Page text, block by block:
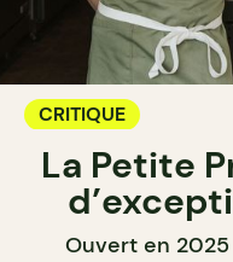
CRITIQUE
La Petite
Ouvert en 2025